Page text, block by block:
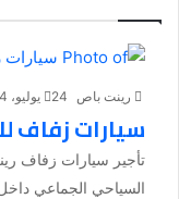
رينت باص 24 يوليو، 2024
سيارات زفاف
تأجير سيارات زفاف